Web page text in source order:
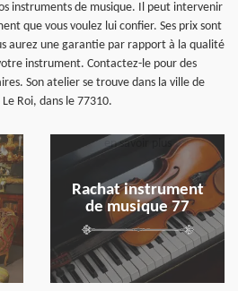
instruments de musique. Il peut intervenir
que vous voulez lui confier. Ses prix sont
aurez une garantie par rapport à la qualité
instrument. Contactez-le pour des
Son atelier se trouve dans la ville de
Le Roi, dans le 77310.
Rachat instrument
de musique 77
en savoir plus